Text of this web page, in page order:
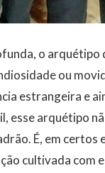
o
ou
estrangeira e
esse arquétipo
É, em certos
cultivada com